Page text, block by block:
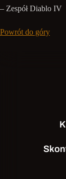
– Zespół Diablo IV
Powrót do góry